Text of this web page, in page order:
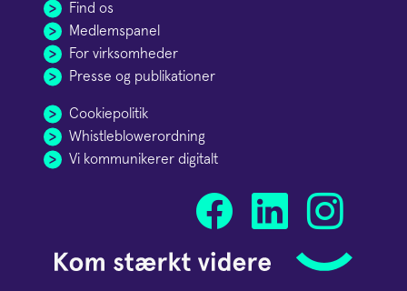
Find os
Medlemspanel
For virksomheder
Presse og publikationer
Cookiepolitik
Whistleblowerordning
Vi kommunikerer digitalt